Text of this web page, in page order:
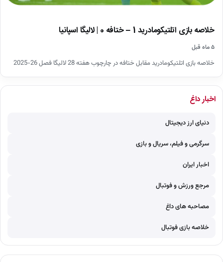
خلاصه بازی اتلتیکومادرید 1 – ختافه 0 | لالیگا اسپانیا
۵ ماه قبل
خلاصه بازی اتلتیکومادرید مقابل ختافه در چارچوب هفته 28 لالیگا فصل 26-2025
اخبار داغ
دنیای ارز دیجیتال
سرگرمی و فیلم، سریال و بازی
اخبار ایران
مرجع ورزش و فوتبال
مصاحبه های داغ
خلاصه بازی فوتبال